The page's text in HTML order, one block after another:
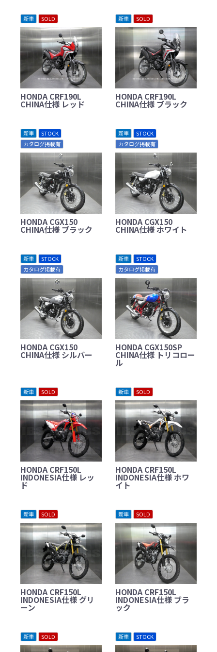
新車 SOLD
HONDA CRF190L
CHINA仕様 レッド
新車 SOLD
HONDA CRF190L
CHINA仕様 ブラック
新車
STOCK
カタログ掲載有
HONDA CGX150
CHINA仕様 ブラック
新車
STOCK
カタログ掲載有
HONDA CGX150
CHINA仕様 ホワイト
新車
STOCK
カタログ掲載有
HONDA CGX150
CHINA仕様 シルバー
新車
STOCK
カタログ掲載有
HONDA CGX150SP
CHINA仕様 トリコロー
ル
新車 SOLD
HONDA CRF150L
INDONESIA仕様 レッ
ド
新車 SOLD
HONDA CRF150L
INDONESIA仕様 ホワ
イト
新車 SOLD
HONDA CRF150L
INDONESIA仕様 グリ
ーン
新車 SOLD
HONDA CRF150L
INDONESIA仕様 ブラ
ック
新車 SOLD 新車 STOCK